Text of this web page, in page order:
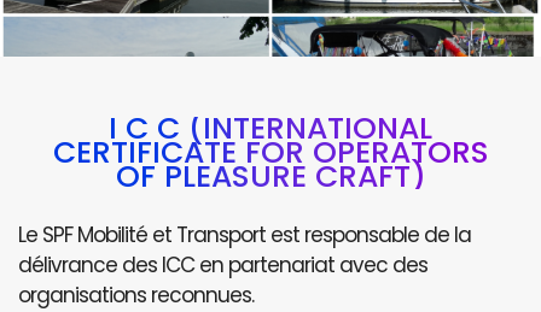
I C C (INTERNATIONAL
CERTIFICATE FOR OPERATORS
OF PLEASURE CRAFT)
Le SPF Mobilité et Transport est responsable de la
délivrance des ICC en partenariat avec des
organisations reconnues.